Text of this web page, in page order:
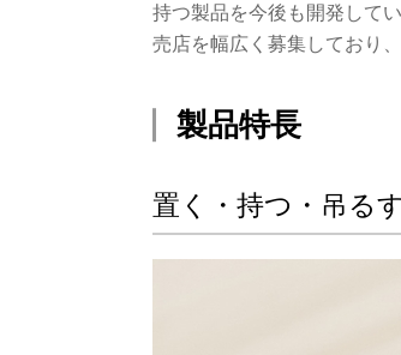
持つ製品を今後も開発して
売店を幅広く募集しており
製品特長
置く・持つ・吊る